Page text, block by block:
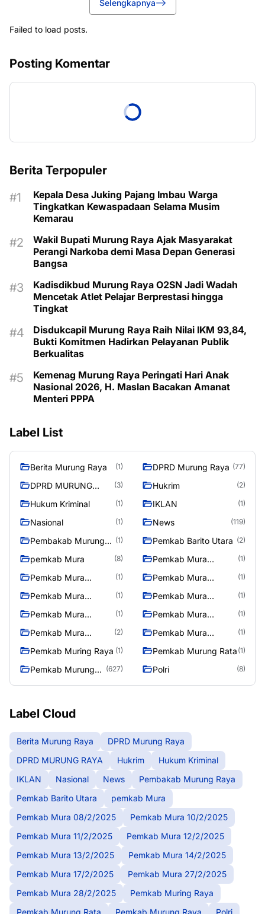
Selengkapnya
Failed to load posts.
Posting Komentar
Berita Terpopuler
Kepala Desa Juking Pajang Imbau Warga
Tingkatkan Kewaspadaan Selama Musim
Kemarau
Wakil Bupati Murung Raya Ajak Masyarakat
Perangi Narkoba demi Masa Depan Generasi
Bangsa
Kadisdikbud Murung Raya O2SN Jadi Wadah
Mencetak Atlet Pelajar Berprestasi hingga
Tingkat
Disdukcapil Murung Raya Raih Nilai IKM 93,84,
Bukti Komitmen Hadirkan Pelayanan Publik
Berkualitas
Kemenag Murung Raya Peringati Hari Anak
Nasional 2026, H. Maslan Bacakan Amanat
Menteri PPPA
Label List
Berita Murung Raya (1) DPRD Murung Raya (77)
DPRD MURUNG
(3) Hukrim (2)
Hukum Kriminal (1) IKLAN (1)
Nasional (1) News (119)
Pembakab Murung
(1) Pemkab Barito Utara (2)
pemkab Mura (8)
Pemkab Mura
(1)
Pemkab Mura
(1)
Pemkab Mura
(1)
Pemkab Mura
(1)
Pemkab Mura
(1)
Pemkab Mura
(1)
Pemkab Mura
(1)
Pemkab Mura
(2)
Pemkab Mura
(1)
Pemkab Muring Raya (1) Pemkab Murung Rata (1)
Pemkab Murung
(627) Polri (8)
Label Cloud
Berita Murung Raya
DPRD Murung Raya
DPRD MURUNG RAYA
Hukrim
Hukum Kriminal
IKLAN
Nasional News
Pembakab Murung Raya
Pemkab Barito Utara
pemkab Mura
Pemkab Mura 08/2/2025
Pemkab Mura 10/2/2025
Pemkab Mura 11/2/2025
Pemkab Mura 12/2/2025
Pemkab Mura 13/2/2025
Pemkab Mura 14/2/2025
Pemkab Mura 17/2/2025
Pemkab Mura 27/2/2025
Pemkab Mura 28/2/2025
Pemkab Muring Raya